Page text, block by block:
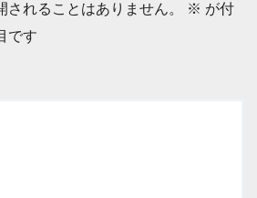
されることはありません。 ※ が付
です